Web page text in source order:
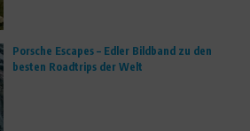
Porsche Escapes – Edler Bildband zu den
besten Roadtrips der Welt